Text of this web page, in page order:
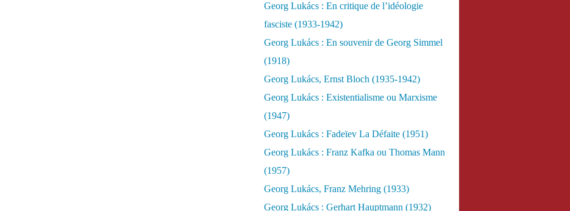
Georg Lukács : En critique de l’idéologie
fasciste (1933-1942)
Georg Lukács : En souvenir de Georg Simmel
(1918)
Georg Lukács, Ernst Bloch (1935-1942)
Georg Lukács : Existentialisme ou Marxisme
(1947)
Georg Lukács : Fadeïev La Défaite (1951)
Georg Lukács : Franz Kafka ou Thomas Mann
(1957)
Georg Lukács, Franz Mehring (1933)
Georg Lukács : Gerhart Hauptmann (1932)